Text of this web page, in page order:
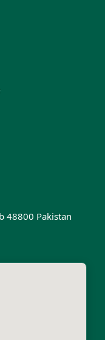
48800 Pakistan